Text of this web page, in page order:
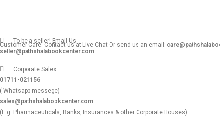
Customer Care: Contact us at Live Chat Or send us an email:
To be a seller! Email Us
seller@pathshalabookcenter.com
Corporate Sales:
01711-021156
( Whatsapp messege)
sales@pathshalabookcenter.com
(E.g. Pharmaceuticals, Banks, Insurances & other Corporate Houses)